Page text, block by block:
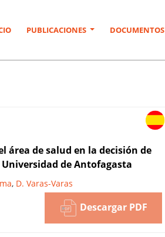
PUBLICACIONES DOCUMENTOS
área de salud en la decisión de
de Antofagasta
, D. Varas-Varas
Descargar PDF